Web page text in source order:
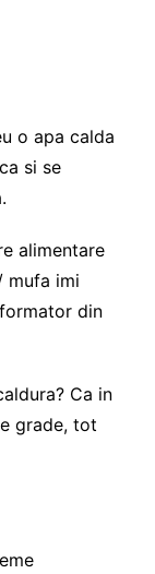
o apa calda
si se
alimentare
mufa imi
din
Ca in
grade, tot